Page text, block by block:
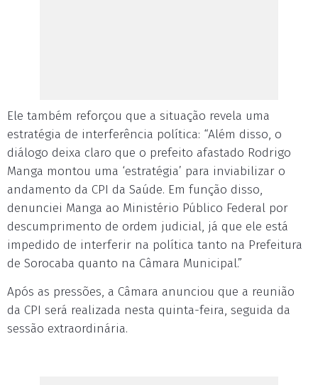
Ele também reforçou que a situação revela uma
estratégia de interferência política: “Além disso, o
diálogo deixa claro que o prefeito afastado Rodrigo
Manga montou uma ‘estratégia’ para inviabilizar o
andamento da CPI da Saúde. Em função disso,
denunciei Manga ao Ministério Público Federal por
descumprimento de ordem judicial, já que ele está
impedido de interferir na política tanto na Prefeitura
de Sorocaba quanto na Câmara Municipal.”
Após as pressões, a Câmara anunciou que a reunião
da CPI será realizada nesta quinta-feira, seguida da
sessão extraordinária.